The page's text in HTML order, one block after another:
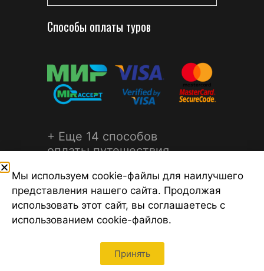
Способы оплаты туров
+ Еще 14 способов
оплаты путешествия
©2026 Турагентство Турсфера - Поиск туров от надежных
Мы используем cookie-файлы для наилучшего
представления нашего сайта. Продолжая
использовать этот сайт, вы соглашаетесь с
использованием cookie-файлов.
Принять